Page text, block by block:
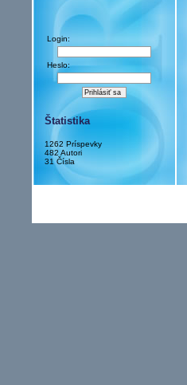
Login:
Heslo:
Štatistika
1262 Príspevky
482 Autori
31 Čísla